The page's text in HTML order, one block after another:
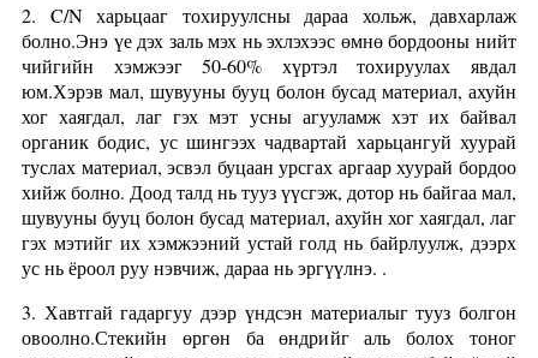
2. C/N харьцааг тохируулсны дараа хольж, давхарлаж
болно.Энэ үе дэх заль мэх нь эхлэхээс өмнө бордооны нийт
чийгийн хэмжээг 50-60% хүртэл тохируулах явдал
юм.Хэрэв мал, шувууны бууц болон бусад материал, ахуйн
хог хаягдал, лаг гэх мэт усны агууламж хэт их байвал
органик бодис, ус шингээх чадвартай харьцангуй хуурай
туслах материал, эсвэл буцаан урсгах аргаар хуурай бордоо
хийж болно. Доод талд нь тууз үүсгэж, дотор нь байгаа мал,
шувууны бууц болон бусад материал, ахуйн хог хаягдал, лаг
гэх мэтийг их хэмжээний устай голд нь байрлуулж, дээрх
ус нь ёроол руу нэвчиж, дараа нь эргүүлнэ. .
3. Хавтгай гадаргуу дээр үндсэн материалыг тууз болгон
овоолно.Стекийн өргөн ба өндрийг аль болох тоног